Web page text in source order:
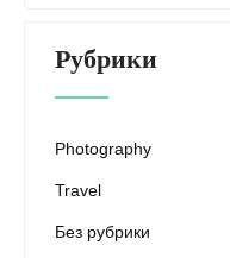
Рубрики
Photography
Travel
Без рубрики